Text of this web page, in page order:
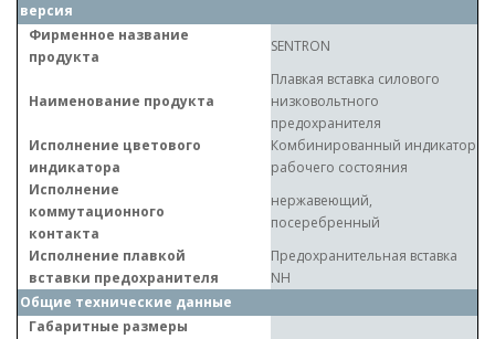
версия
Фирменное название
продукта
SENTRON
Наименование продукта
Плавкая вставка силового
низковольтного
предохранителя
Исполнение цветового
индикатора
Комбинированный индикатор
рабочего состояния
Исполнение
коммутационного
контакта
нержавеющий,
посеребренный
Исполнение плавкой
вставки предохранителя
Предохранительная вставка
NH
Общие технические данные
Габаритные размеры